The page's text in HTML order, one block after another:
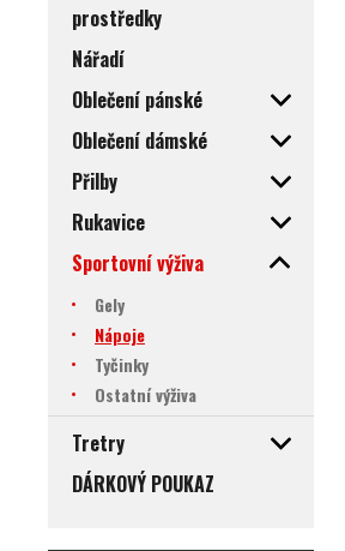
prostředky
Nářadí
Oblečení pánské
Oblečení dámské
Přilby
Rukavice
Sportovní výživa
Gely
Nápoje
Tyčinky
Ostatní výživa
Tretry
DÁRKOVÝ POUKAZ